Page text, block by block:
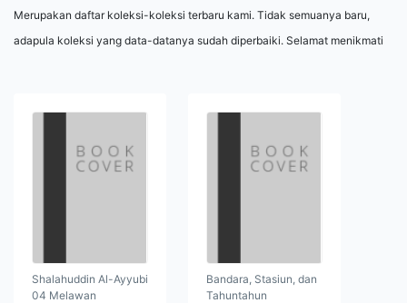
Merupakan daftar koleksi-koleksi terbaru kami. Tidak semuanya baru,
adapula koleksi yang data-datanya sudah diperbaiki. Selamat menikmati
Shalahuddin Al-Ayyubi
04 Melawan
Bandara, Stasiun, dan
Tahuntahun